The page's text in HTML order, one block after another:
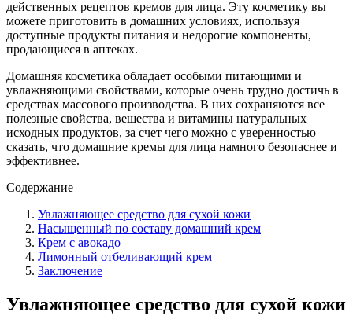
действенных рецептов кремов для лица. Эту косметику вы
можете приготовить в домашних условиях, используя
доступные продукты питания и недорогие компоненты,
продающиеся в аптеках.
Домашняя косметика обладает особыми питающими и
увлажняющими свойствами, которые очень трудно достичь в
средствах массового производства. В них сохраняются все
полезные свойства, вещества и витамины натуральных
исходных продуктов, за счет чего можно с уверенностью
сказать, что домашние кремы для лица намного безопаснее и
эффективнее.
Содержание
Увлажняющее средство для сухой кожи
Насыщенный по составу домашний крем
Крем с авокадо
Лимонный отбеливающий крем
Заключение
Увлажняющее средство для сухой кожи